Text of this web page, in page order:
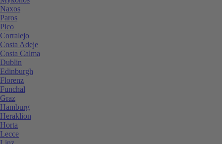
Naxos
Paros
Pico
Corralejo
Costa Adeje
Costa Calma
Dublin
Edinburgh
Florenz
Funchal
Graz
Hamburg
Heraklion
Horta
Lecce